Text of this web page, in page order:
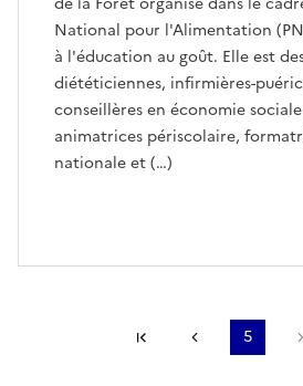
National pour l'Alimentation
à l'éducation au goût. Elle est
diététiciennes, infirmières-
conseillères en économie
animatrices périscolaire,
nationale et (…)
Première page
Page
5